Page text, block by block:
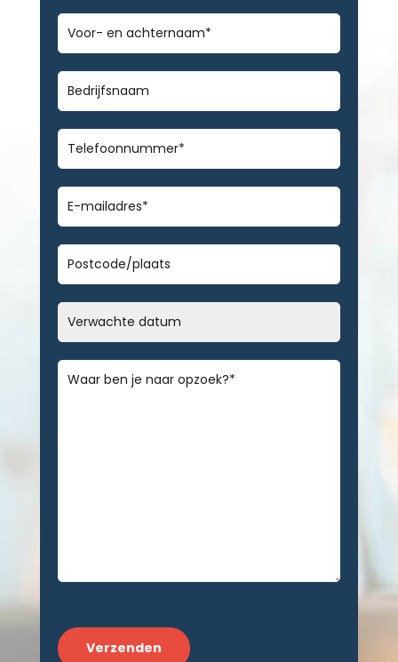
Voor-
en
achternaam*
Bedrijfsnaam
Telefoonnummer*
E-
mailadres*
Geen
titel
Datum
MM
DD
Bericht*